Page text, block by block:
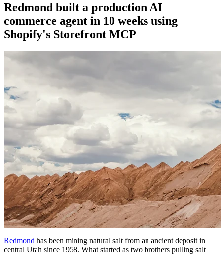
Redmond built a production AI
commerce agent in 10 weeks using
Shopify's Storefront MCP
Redmond has been mining natural salt from an ancient deposit in
central Utah since 1958. What started as two brothers pulling salt